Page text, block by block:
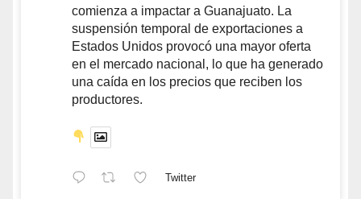
comienza a impactar a Guanajuato. La
suspensión temporal de exportaciones a
Estados Unidos provocó una mayor oferta
en el mercado nacional, lo que ha generado
una caída en los precios que reciben los
productores.
Twitter